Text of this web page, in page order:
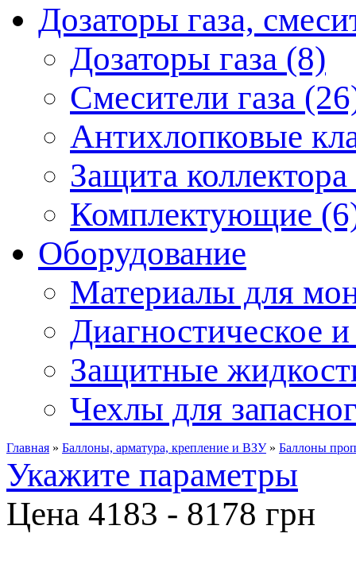
Дозаторы газа,
Дозаторы газа (8)
Смесители газа
Антихлопковые
Защита
Комплектующие
Оборудование
Материалы для
Диагностическое
Защитные
Чехлы для
Главная » Баллоны, арматура, крепление и ВЗУ» Баллоны
Укажите параметры
Цена 4183 - 8178 грн